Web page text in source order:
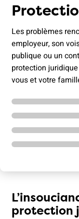
Les problèmes
employeur, son
publique ou un
protection
vous et votre
protection